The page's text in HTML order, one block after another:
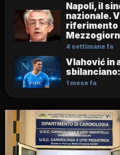
Napoli, il
nazionale.
riferimento
4 settimane fa
Vlahović in
1 mese fa